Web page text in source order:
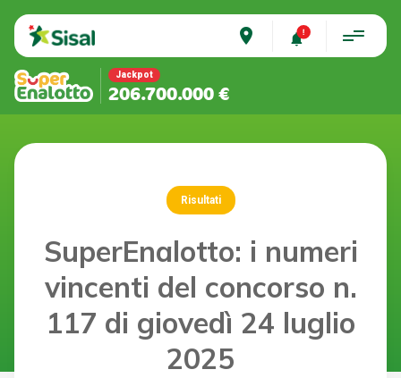
place
Jackpot
206.700.000 €
Risultati
SuperEnalotto: i numeri
vincenti del concorso n.
117 di giovedì 24 luglio
2025